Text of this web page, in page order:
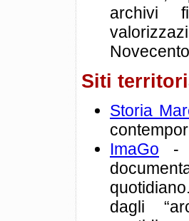
archivi
Siti
Storia
ImaGo -
dagli